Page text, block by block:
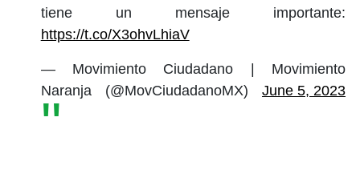
tiene un mensaje importante:
https://t.co/X3ohvLhiaV
— Movimiento Ciudadano | Movimiento
Naranja (@MovCiudadanoMX) June 5, 2023